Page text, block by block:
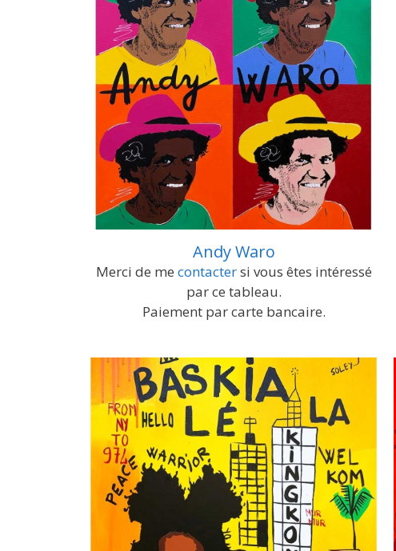
Andy Waro
Merci de me contactersi vous êtes intéressé
par ce tableau.
Paiement par carte bancaire.